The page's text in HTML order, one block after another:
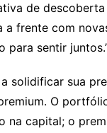
de
a frente com
para sentir
solidificar sua
O
na capital; o